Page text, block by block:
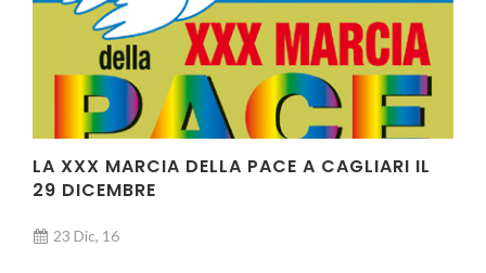
LA XXX MARCIA DELLA PACE A CAGLIARI IL
29 DICEMBRE
23 Dic, 16